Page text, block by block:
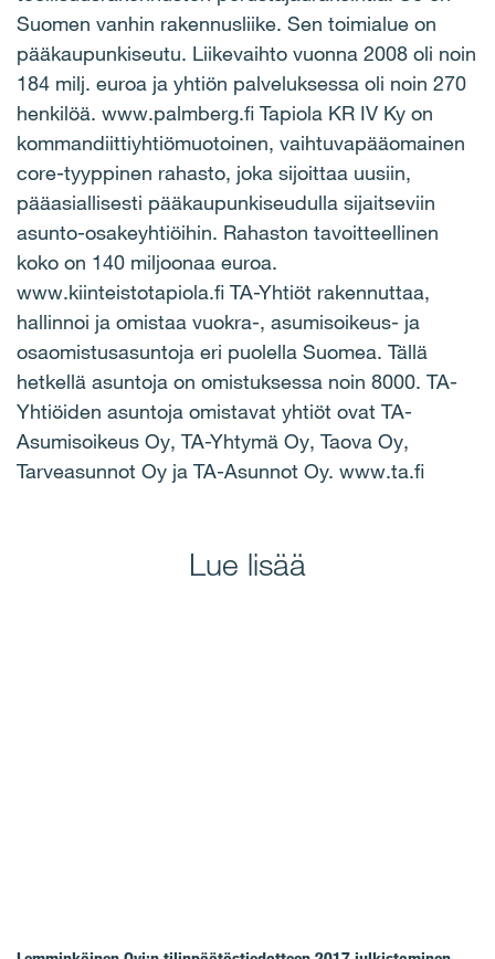
Suomen vanhin rakennusliike. Sen toimialue on
pääkaupunkiseutu. Liikevaihto vuonna 2008 oli noin
184 milj. euroa ja yhtiön palveluksessa oli noin 270
henkilöä. www.palmberg.fi Tapiola KR IV Ky on
kommandiittiyhtiömuotoinen, vaihtuvapääomainen
core-tyyppinen rahasto, joka sijoittaa uusiin,
pääasiallisesti pääkaupunkiseudulla sijaitseviin
asunto-osakeyhtiöihin. Rahaston tavoitteellinen
koko on 140 miljoonaa euroa.
www.kiinteistotapiola.fi TA-Yhtiöt rakennuttaa,
hallinnoi ja omistaa vuokra-, asumisoikeus- ja
osaomistusasuntoja eri puolella Suomea. Tällä
hetkellä asuntoja on omistuksessa noin 8000. TA-
Yhtiöiden asuntoja omistavat yhtiöt ovat TA-
Asumisoikeus Oy, TA-Yhtymä Oy, Taova Oy,
Tarveasunnot Oy ja TA-Asunnot Oy. www.ta.fi
Lue lisää